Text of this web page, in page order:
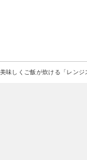
味しくご飯が炊ける「レンジ